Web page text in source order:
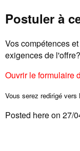
Postuler à
Vos compétences
exigences de l'offre?
Ouvrir le formulaire
Vous serez redirigé vers
Posted here on 27/